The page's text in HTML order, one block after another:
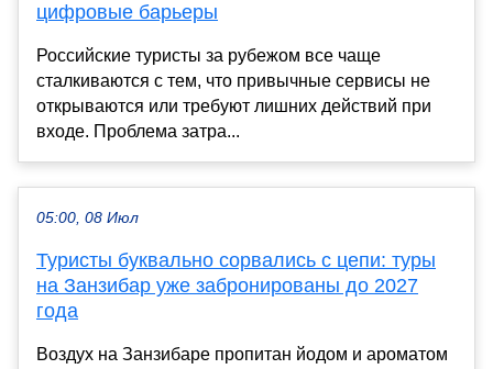
цифровые барьеры
Российские туристы за рубежом все чаще
сталкиваются с тем, что привычные сервисы не
открываются или требуют лишних действий при
входе. Проблема затра...
05:00, 08 Июл
Туристы буквально сорвались с цепи: туры
на Занзибар уже забронированы до 2027
года
Воздух на Занзибаре пропитан йодом и ароматом